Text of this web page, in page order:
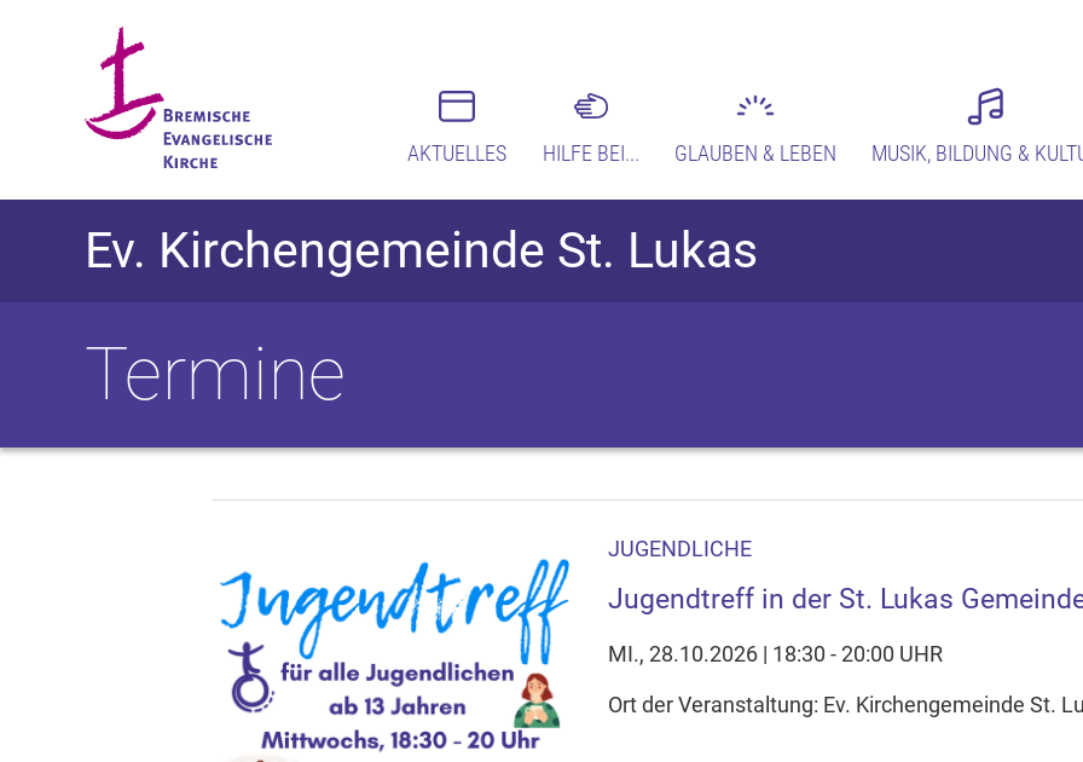
AKTUELLES HILFE BEI... GLAUBEN & LEBEN MUSIK, BILDUNG &
Ev. Kirchengemeinde St. Lukas
Termine
JUGENDLICHE
Jugendtreff in der St. Lukas
MI., 28.10.2026 | 18:30 - 20:00 UHR
Ort der Veranstaltung: Ev. Kirchengemeinde St.